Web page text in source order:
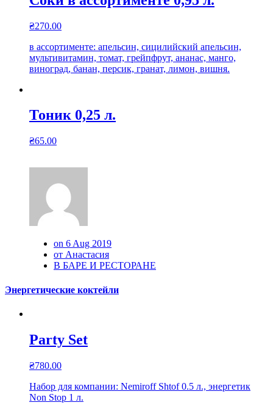
₴270.00
в ассортименте: апельсин, сицилийский апельсин,
мультивитамин, томат, грейпфрут, ананас, манго,
виноград, банан, персик, гранат, лимон, вишня.
Тоник 0,25 л.
₴65.00
on 6 Aug 2019
от Анастасия
В БАРЕ И РЕСТОРАНЕ
Энергетические коктейли
Party Set
₴780.00
Набор для компании: Nemiroff Shtof 0.5 л., энергетик
Non Stop 1 л.